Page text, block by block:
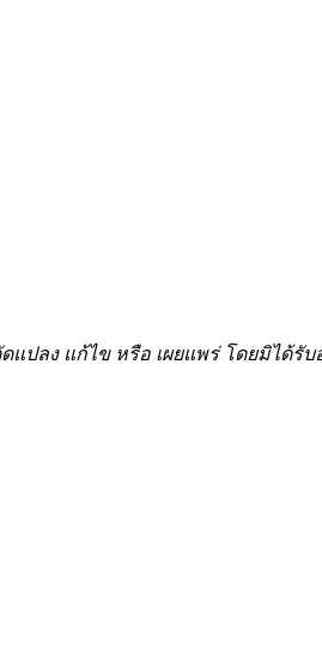
แปลง แก้ไข หรือ เผยแพร่ โดยมิได้